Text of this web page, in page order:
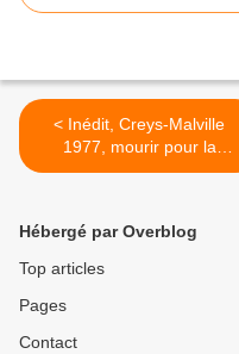
< Inédit, Creys-Malville
1977, mourir pour la
planète, ce soir 23h15 sur
Hébergé par Overblog
Top articles
Pages
Contact